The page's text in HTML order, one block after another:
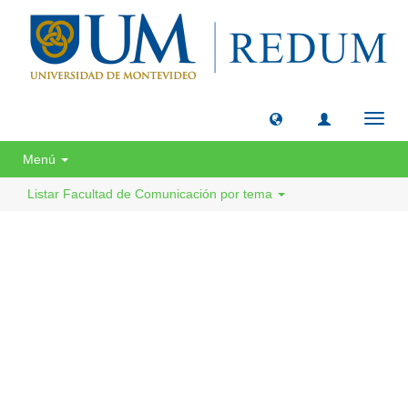
Menú
Listar Facultad de Comunicación por tema